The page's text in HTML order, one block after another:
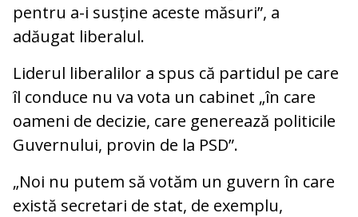
pentru a-i susține aceste măsuri”, a
adăugat liberalul.
Liderul liberalilor a spus că partidul pe care
îl conduce nu va vota un cabinet „în care
oameni de decizie, care generează politicile
Guvernului, provin de la PSD”.
„Noi nu putem să votăm un guvern în care
există secretari de stat, de exemplu,